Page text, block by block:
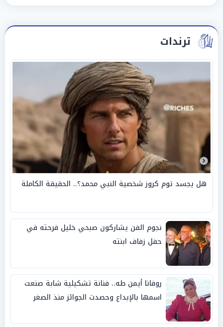
ترندات
هل يجسد توم كروز شخصية النبي محمد؟.. الحقيقة الكاملة
نجوم الفن يشاركون صبحي خليل فرحته في
حفل زفاف ابنته
روفانا أيمن طه.. فنانة تشكيلية شابة صنعت
اسمها بالإبداع وحصدت الجوائز منذ الصغر